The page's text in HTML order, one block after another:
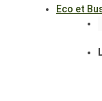
Eco et